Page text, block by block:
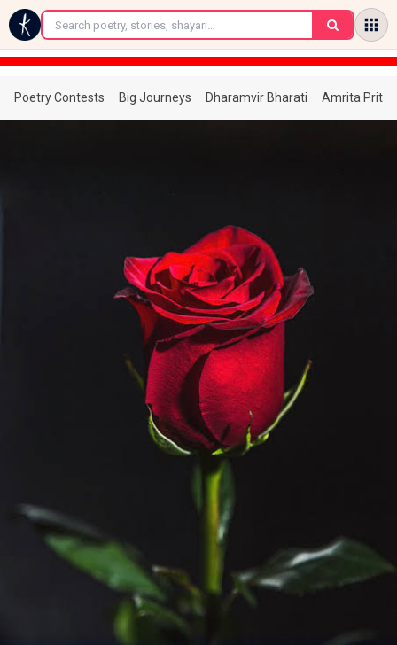
←
Poetry Contests Big Journeys Dharamvir Bharati Amrita